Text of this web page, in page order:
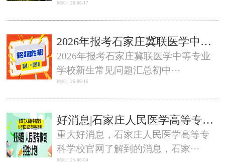
时间：26-06-17
2026年报考石家庄冀联医学中等专业学校新生常见问题汇总
2026年报考石家庄冀联医学中等专业
学校新生常见问题汇总初中···
时间：26-06-16
好消息|石家庄人民医学高等专科学校2025年招生计划恢复
重大好消息，石家庄人民医学高等专
科学校官网了解到的消息，石家···
时间：25-06-04